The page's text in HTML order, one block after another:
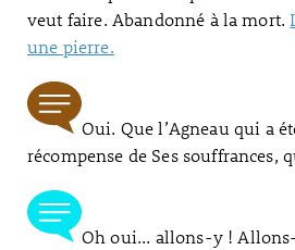
veut faire. Abandonné à la mort.
une pierre.
Oui. Que l’Agneau qui a
récompense de Ses souffrances,
Oh oui... allons-y !